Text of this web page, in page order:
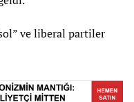
ve liberal partiler